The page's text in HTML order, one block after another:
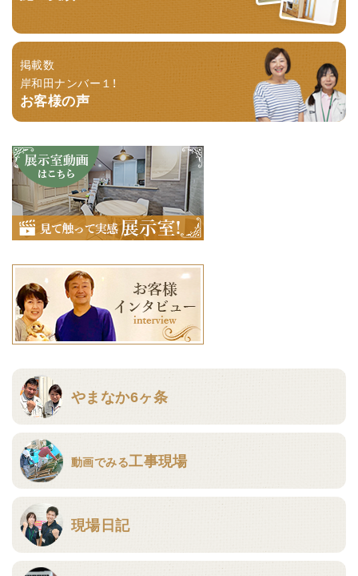
掲載数
岸和田ナンバー１！
お客様の声
やまなか6ヶ条
動画でみる工事現場
現場日記